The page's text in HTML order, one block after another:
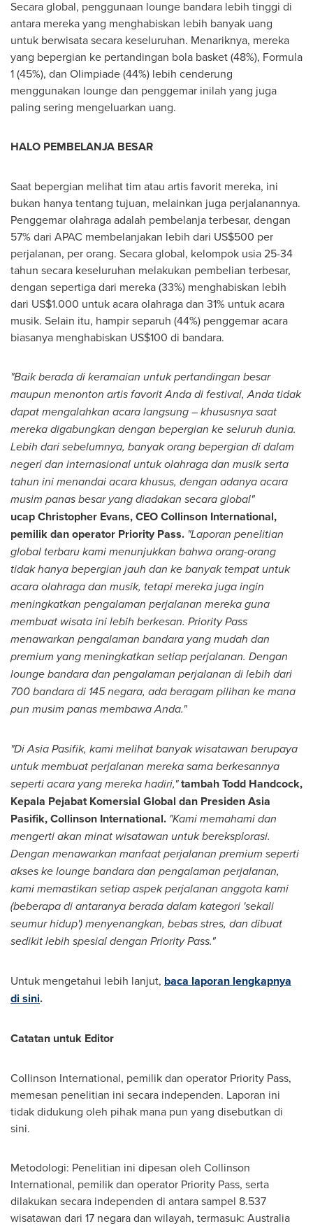
Secara global, penggunaan lounge bandara lebih tinggi di
antara mereka yang menghabiskan lebih banyak uang
untuk berwisata secara keseluruhan. Menariknya, mereka
yang bepergian ke pertandingan bola basket (48%), Formula
1 (45%), dan Olimpiade (44%) lebih cenderung
menggunakan lounge dan penggemar inilah yang juga
paling sering mengeluarkan uang.
HALO PEMBELANJA BESAR
Saat bepergian melihat tim atau artis favorit mereka, ini
bukan hanya tentang tujuan, melainkan juga perjalanannya.
Penggemar olahraga adalah pembelanja terbesar, dengan
57% dari APAC membelanjakan lebih dari US$500 per
perjalanan, per orang. Secara global, kelompok usia 25-34
tahun secara keseluruhan melakukan pembelian terbesar,
dengan sepertiga dari mereka (33%) menghabiskan lebih
dari US$1.000 untuk acara olahraga dan 31% untuk acara
musik. Selain itu, hampir separuh (44%) penggemar acara
biasanya menghabiskan US$100 di bandara.
"Baik berada di keramaian untuk pertandingan besar
maupun menonton artis favoritAnda difestival, Anda tidak
dapat mengalahkan acara langsung – khususnya saat
mereka digabungkan dengan bepergian ke seluruh dunia.
Lebih dari sebelumnya, banyak orang bepergian di dalam
negeri dan internasional untuk olahraga dan musik serta
tahun ini menandai acara khusus, dengan adanya acara
musim panas besar yang diadakan secara global"
ucap Christopher Evans, CEOCollinson International,
pemilik dan operator Priority Pass. "Laporan penelitian
global terbaru kami menunjukkan bahwa orang-orang
tidak hanya bepergian jauh dan ke banyak tempat untuk
acara olahraga dan musik, tetapi mereka juga ingin
meningkatkan pengalaman perjalanan mereka guna
membuat wisata ini lebih berkesan. Priority Pass
menawarkan pengalaman bandara yang mudah dan
premium yang meningkatkan setiap perjalanan. Dengan
lounge bandara dan pengalaman perjalanan di lebih dari
700 bandara di 145 negara, ada beragam pilihan ke mana
pun musim panas membawa Anda."
"Di Asia Pasifik, kami melihat banyak wisatawan berupaya
untuk membuat perjalanan mereka sama berkesannya
seperti acara yang mereka hadiri,"tambahTodd Handcock,
Kepala Pejabat Komersial Global dan Presiden Asia
Pasifik, Collinson International. "Kami memahami dan
mengerti akan minat wisatawan untuk bereksplorasi.
Dengan menawarkan manfaat perjalanan premium seperti
akses ke lounge bandara dan pengalaman perjalanan,
kami memastikan setiap aspek perjalanan anggota kami
(beberapa di antaranya berada dalam kategori 'sekali
seumur hidup') menyenangkan, bebas stres, dan dibuat
sedikit lebih spesial dengan Priority Pass."
Untuk mengetahui lebih lanjut, baca laporan lengkapnya
di sini.
Catatan untuk Editor
Collinson International, pemilik dan operator Priority Pass,
memesan penelitian ini secara independen. Laporan ini
tidak didukung oleh pihak mana pun yang disebutkan di
sini.
Metodologi: Penelitian ini dipesan oleh Collinson
International, pemilik dan operator Priority Pass, serta
dilakukan secara independen di antara sampel 8.537
wisatawan dari 17 negara dan wilayah, termasuk: Australia